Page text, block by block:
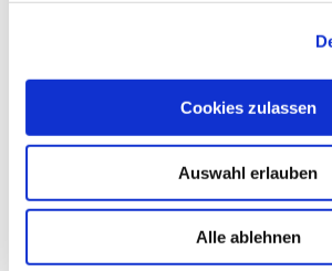
Cookies zulassen
Auswahl erlauben
Alle ablehnen
Cranberry + Vitamin C